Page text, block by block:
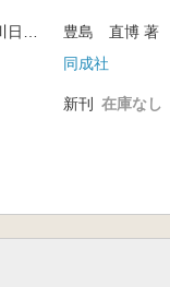
長友朋子 編 石川日出志 編 深澤芳樹 編
豊島 直博 著
同成社
新刊 在庫なし